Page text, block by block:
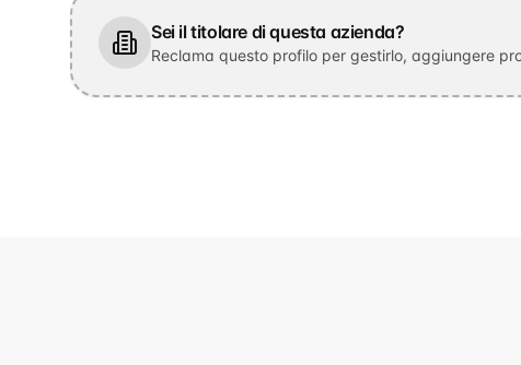
Sei il titolare di questa azienda?
Reclama questo profilo per gestirlo, aggiungere